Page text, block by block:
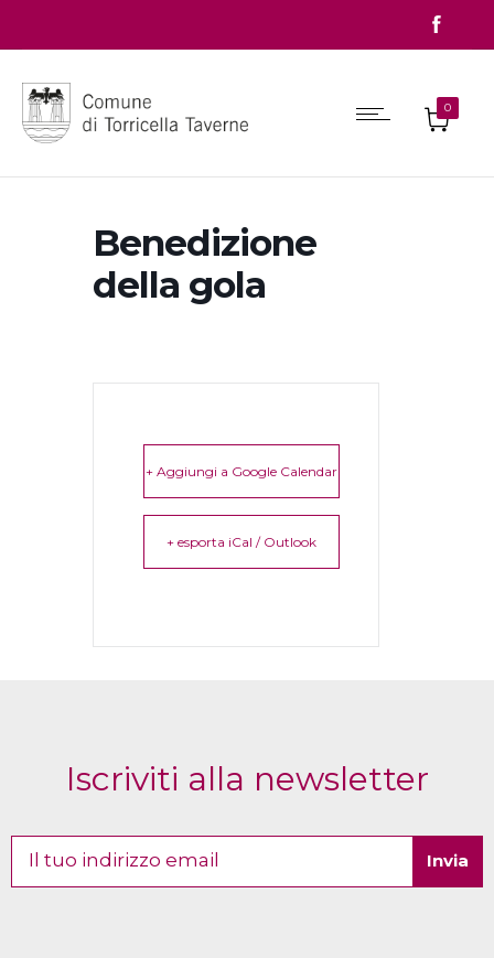
0
Benedizione
della gola
+ Aggiungi a Google Calendar
+ esporta iCal / Outlook
Iscriviti alla newsletter